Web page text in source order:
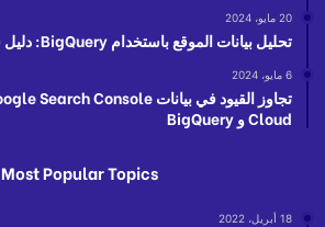
20 مايو، 2024
تحليل بيانات الموقع باستخدام BigQuery: دليل شامل للأوامر التحليلية
6 مايو، 2024
Cloud و BigQuery
Most Popular Topics
18 أبريل، 2022